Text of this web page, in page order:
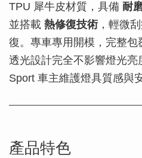
TPU 犀牛皮材質，具備 耐
並搭載 熱修復技術，輕微
復。專車專用開模，完整
透光設計完全不影響燈光
Sport 車主維護燈具質感與
產品特色